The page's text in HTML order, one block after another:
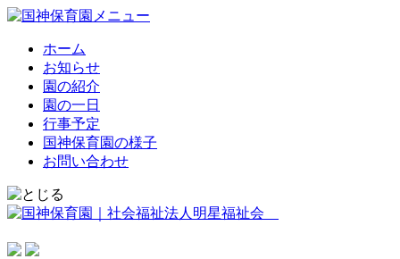
ホーム
お知らせ
園の紹介
園の一日
行事予定
国神保育園の様子
お問い合わせ